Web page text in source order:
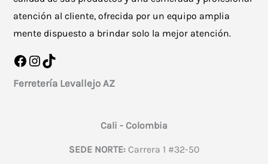
atención al cliente, ofrecida por un equipo amplia
mente dispuesto a brindar solo la mejor atención.
Facebook
Instagram
TikTok
Ferretería Levallejo AZ
Cali - Colombia
SEDE NORTE:Carrera 1 #32-50